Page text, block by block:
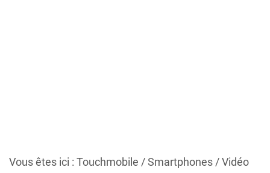
Vous êtes ici : Touchmobile /Smartphones/Vidéo